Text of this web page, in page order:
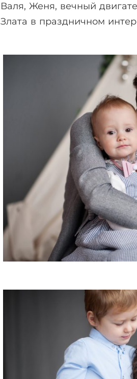
Валя, Женя, вечный
Злата в праздничном